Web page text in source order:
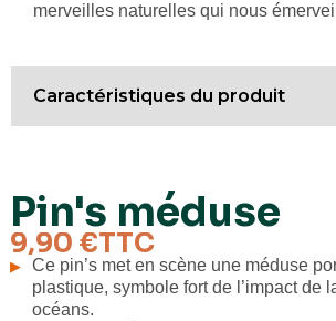
merveilles naturelles qui nous
Caractéristiques du produit
Matériaux Métal en
Fabrication Fabriqué en
Pin's méduse
9,90 €TTC
Ce pin’s met en scène une méduse
plastique, symbole fort de l’impact de
océans.